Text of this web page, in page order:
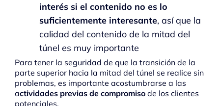
interés si el contenido no es lo
suficientemente interesante, así que la
calidad del contenido de la mitad del
túnel es muy importante
Para tener la seguridad de que la transición de la
parte superior hacia la mitad del túnel se realice sin
problemas, es importante acostumbrarse a las
actividades previas de compromiso de los clientes
potenciales.